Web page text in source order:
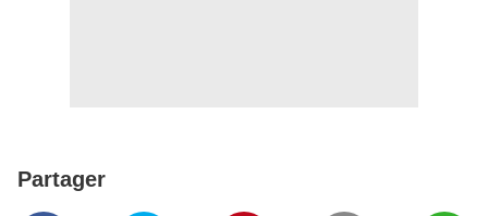
Partager